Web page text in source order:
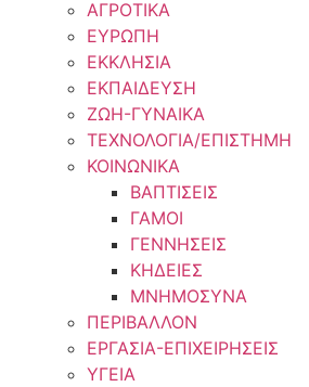
ΑΓΡΟΤΙΚΑ
ΕΥΡΩΠΗ
ΕΚΚΛΗΣΙΑ
ΕΚΠΑΙΔΕΥΣΗ
ΖΩΗ-ΓΥΝΑΙΚΑ
ΤΕΧΝΟΛΟΓΙΑ/ΕΠΙΣΤΗΜΗ
ΚΟΙΝΩΝΙΚΑ
ΒΑΠΤΙΣΕΙΣ
ΓΑΜΟΙ
ΓΕΝΝΗΣΕΙΣ
ΚΗΔΕΙΕΣ
ΜΝΗΜΟΣΥΝΑ
ΠΕΡΙΒΑΛΛΟΝ
ΕΡΓΑΣΙΑ-ΕΠΙΧΕΙΡΗΣΕΙΣ
ΥΓΕΙΑ